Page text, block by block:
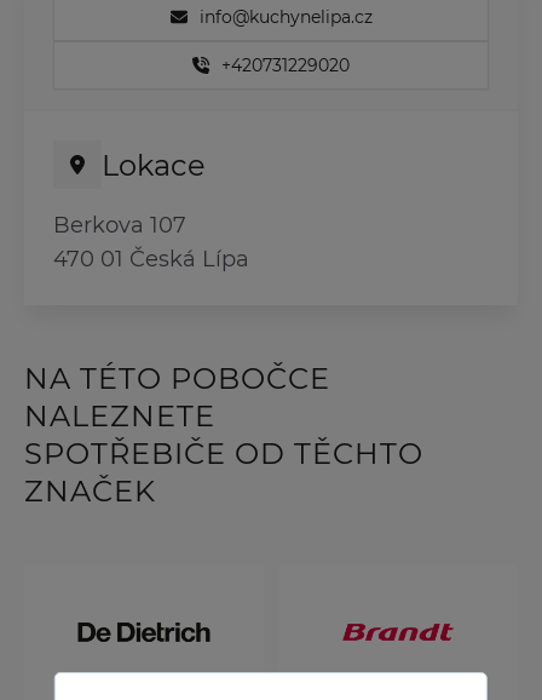
info@kuchynelipa.cz
+420731229020
Lokace
Berkova 107
470 01 Česká Lípa
NA TÉTO POBOČCE
NALEZNETE
SPOTŘEBIČE OD TĚCHTO
ZNAČEK